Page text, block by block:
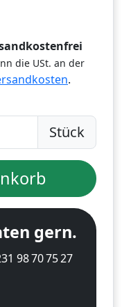
die USt. an der
.
Stück
gern.
98 70 75 27